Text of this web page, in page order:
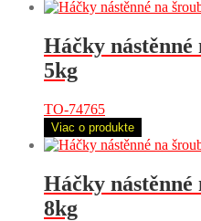
Háčky nástěnné
5kg
TO-74765
Viac o produkte
Háčky nástěnné
8kg